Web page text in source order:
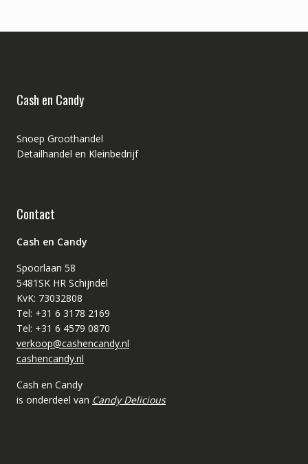
Cash en Candy
Snoep Groothandel
Detailhandel en Kleinbedrijf
Contact
Cash en Candy
Spoorlaan 58
5481SK HR Schijndel
KvK: 73032808
Tel: +31 6 3178 2169
Tel: +31 6 4579 0870
verkoop@cashencandy.nl
cashencandy.nl
Cash en Candy
is onderdeel van Candy Delicious